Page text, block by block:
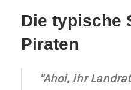
Die typische
Piraten
"Ahoi, ihr